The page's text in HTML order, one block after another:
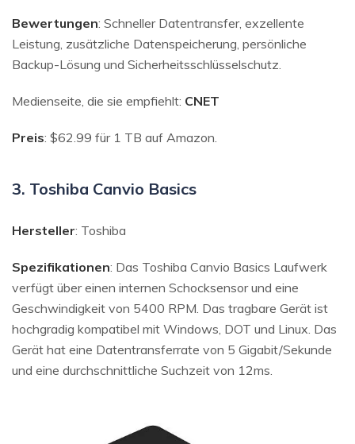
Bewertungen: Schneller Datentransfer, exzellente
Leistung, zusätzliche Datenspeicherung, persönliche
Backup-Lösung und Sicherheitsschlüsselschutz.
Medienseite, die sie empfiehlt: CNET
Preis: $62.99 für 1 TB auf Amazon.
3. Toshiba Canvio Basics
Hersteller: Toshiba
Spezifikationen: Das Toshiba Canvio Basics Laufwerk
verfügt über einen internen Schocksensor und eine
Geschwindigkeit von 5400 RPM. Das tragbare Gerät ist
hochgradig kompatibel mit Windows, DOT und Linux. Das
Gerät hat eine Datentransferrate von 5 Gigabit/Sekunde
und eine durchschnittliche Suchzeit von 12ms.